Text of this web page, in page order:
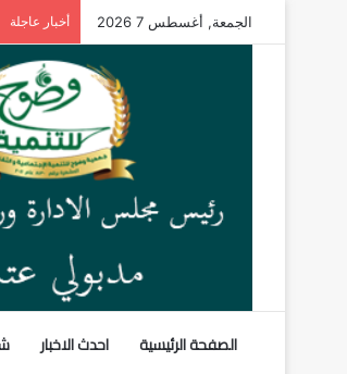
الجمعة, أغسطس 7 2026 أخبار عاجلة
الصفحة الرئيسية احدث الاخبار